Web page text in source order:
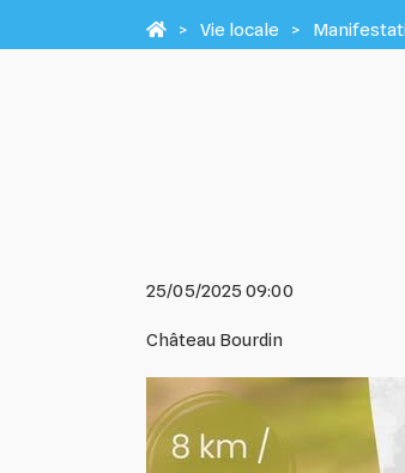
Vie locale
25/05/2025 09:00
Château Bourdin